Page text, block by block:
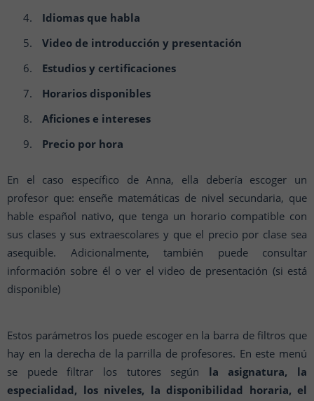
Idiomas que habla
Video de introducción y presentación
Estudios y certificaciones
Horarios disponibles
Aficiones e intereses
Precio por hora
En el caso específico de Anna, ella debería escoger un
profesor que: enseñe matemáticas de nivel secundaria, que
hable español nativo, que tenga un horario compatible con
sus clases y sus extraescolares y que el precio por clase sea
asequible. Adicionalmente, también puede consultar
información sobre él o ver el video de presentación (si está
disponible)
Estos parámetros los puede escoger en la barra de filtros que
hay en la derecha de la parrilla de profesores. En este menú
se puede filtrar los tutores según la asignatura, la
especialidad, los niveles, la disponibilidad horaria, el